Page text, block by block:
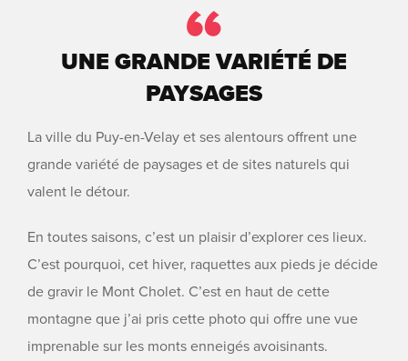
UNE GRANDE VARIÉTÉ DE
PAYSAGES
La ville du Puy-en-Velay et ses alentours offrent une
grande variété de paysages et de sites naturels qui
valent le détour.
En toutes saisons, c’est un plaisir d’explorer ces lieux.
C’est pourquoi, cet hiver, raquettes aux pieds je décide
de gravir le Mont Cholet. C’est en haut de cette
montagne que j’ai pris cette photo qui offre une vue
imprenable sur les monts enneigés avoisinants.